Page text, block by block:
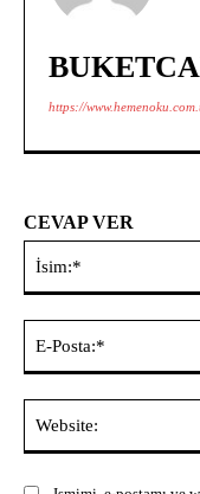
https://
CEVAP VER